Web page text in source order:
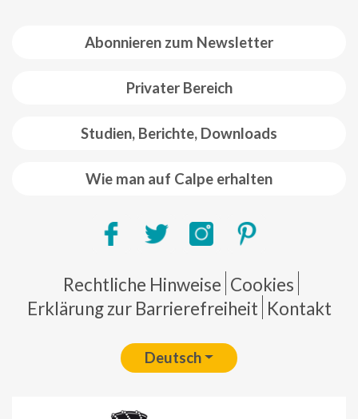
Abonnieren zum Newsletter
Privater Bereich
Studien, Berichte, Downloads
Wie man auf Calpe erhalten
Pie de página
Rechtliche Hinweise Cookies
Erklärung zur Barrierefreiheit Kontakt
Deutsch